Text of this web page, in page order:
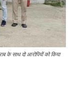
साथ दो आरोपियों को किया